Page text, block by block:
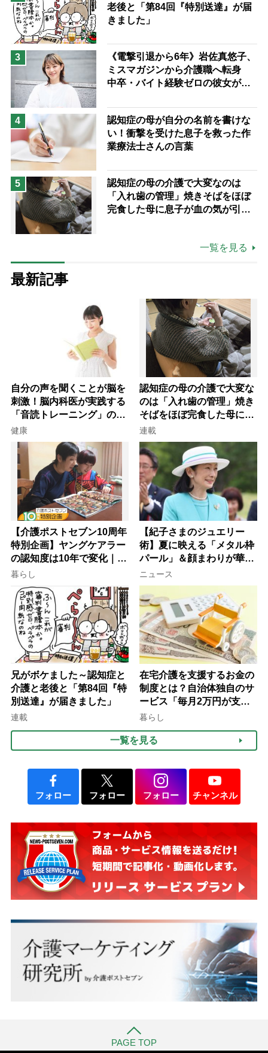
老後と「第84回『特別送達』が届
きました」
3
《電撃引退から6年》岩佐真悠子、
ミスマガジンから介護職へ転身
中卒・バイト経験ゼロの彼女が見
ながら自分らしくいられる」
4
認知症の母が自分の名前を書けな
い！衝撃を受けた息子を救った作
業療法士さんの言葉
5
認知症の母の介護で大変なのは
「入れ歯の管理」焼きそばをほぼ
完食した母に息子が血の気が引い
一覧を見る
最新記事
自分の声を聞くことが脳を
刺激！脳内科医が実践する
「音読トレーニング」の極
意
健康
認知症の母の介護で大変な
のは「入れ歯の管理」焼き
そばをほぼ完食した母に息
子が血の気が引いた理由
連載
【介護ポストセブン10周年
特別企画】ヤングケアラー
の認知度は10年で変化｜流
行語大賞にノミネート、法
律にも明記されたが果たし
て現在は？
暮らし
【紀子さまのジュエリー
術】夏に映える「メタル枠
パール」＆顔まわりが華や
ぐ「揺れる一粒」の使い分
け方
ニュース
兄がボケました～認知症と
介護と老後と「第84回『特
別送達』が届きました」
連載
在宅介護を支援するお金の
制度とは？自治体独自のサ
ービス「毎月2万円が支給
される」ケースも【FP解
暮らし
一覧を見る
フォロー フォロー フォロー チャンネル
PAGE TOP